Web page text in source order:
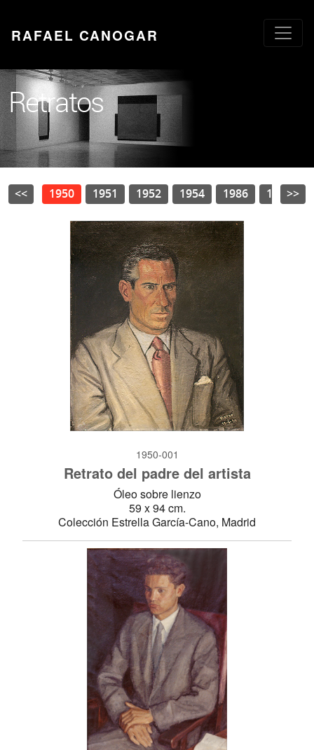
RAFAEL CANOGAR
Retratos
<< 1950 1951 1952 1954 1986 1987>>
1950-001
Retrato del padre del artista
Óleo sobre lienzo
59 x 94 cm.
Colección Estrella García-Cano, Madrid